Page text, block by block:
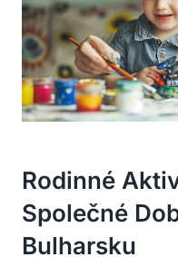
Rodinné
Společné
Bulharsku